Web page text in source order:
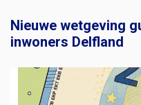
Nieuwe wetgeving
inwoners Delfland